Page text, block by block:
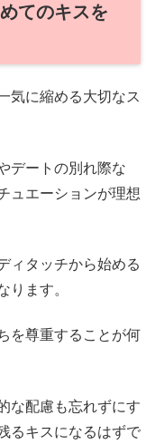
てのキスを
気に縮める大切なス
デートの別れ際な
ュエーションが理想
ィタッチから始める
ります。
を尊重することが何
な配慮も忘れずにす
るキスになるはずで